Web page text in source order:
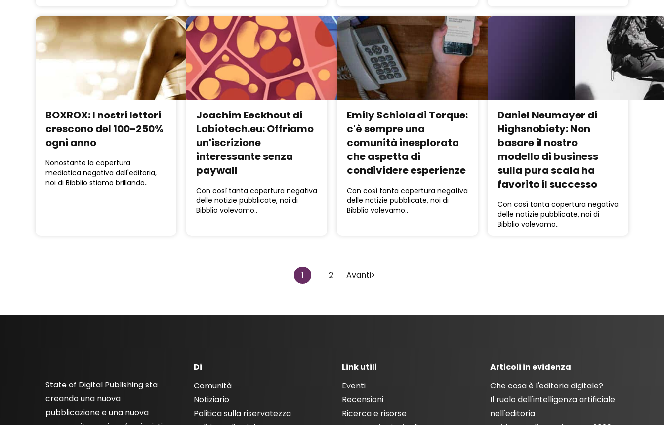
BOXROX: I nostri lettori
crescono del 100-250%
ogni anno
Nonostante la copertura
mediatica negativa dell'editoria,
noi di Bibblio stiamo brillando..
Joachim Eeckhout di
Labiotech.eu: Offriamo
un'iscrizione
interessante senza
paywall
Con così tanta copertura negativa
delle notizie pubblicate, noi di
Bibblio volevamo..
Emily Schiola di Torque:
c'è sempre una
comunità inesplorata
che aspetta di
condividere esperienze
Con così tanta copertura negativa
delle notizie pubblicate, noi di
Bibblio volevamo..
Daniel Neumayer di
Highsnobiety: Non
basare il nostro
modello di business
sulla pura scala ha
favorito il successo
Con così tanta copertura negativa
delle notizie pubblicate, noi di
Bibblio volevamo..
1 2 Avanti>
State of Digital Publishing sta
creando una nuova
pubblicazione e una nuova
Di
Comunità
Notiziario
Politica sulla riservatezza
Link utili
Eventi
Recensioni
Ricerca e risorse
Articoli in evidenza
Che cosa è l'editoria digitale?
Il ruolo dell'intelligenza artificiale
nell'editoria